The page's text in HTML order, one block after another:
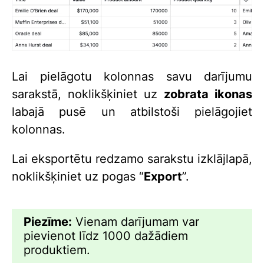
Lai pielāgotu kolonnas savu darījumu
sarakstā, noklikšķiniet uz zobrata ikonas
labajā pusē un atbilstoši pielāgojiet
kolonnas.
Lai eksportētu redzamo sarakstu izklājlapā,
noklikšķiniet uz pogas “Export”.
Piezīme: Vienam darījumam var
pievienot līdz 1000 dažādiem
produktiem.